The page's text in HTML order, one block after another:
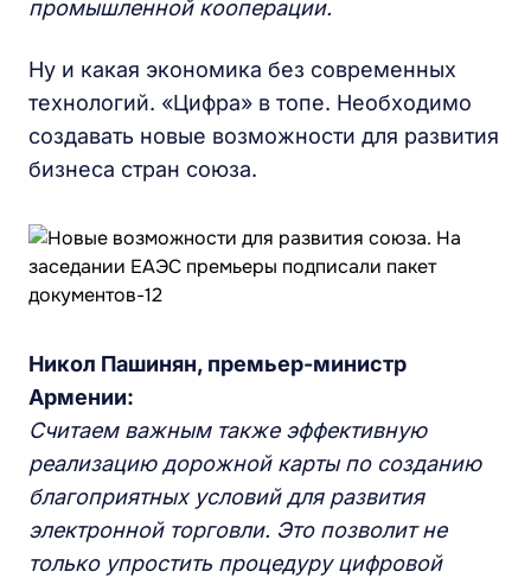
промышленной кооперации.
Ну и какая экономика без современных
технологий. «Цифра» в топе. Необходимо
создавать новые возможности для развития
бизнеса стран союза.
Никол Пашинян, премьер-министр
Армении:
Считаем важным также эффективную
реализацию дорожной карты по созданию
благоприятных условий для развития
электронной торговли. Это позволит не
только упростить процедуру цифровой